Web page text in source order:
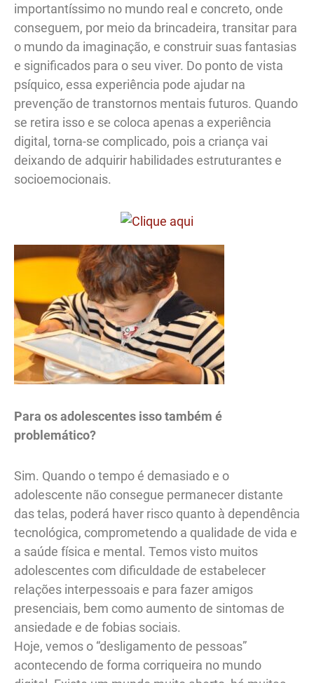
importantíssimo no mundo real e concreto, onde
conseguem, por meio da brincadeira, transitar para
o mundo da imaginação, e construir suas fantasias
e significados para o seu viver. Do ponto de vista
psíquico, essa experiência pode ajudar na
prevenção de transtornos mentais futuros. Quando
se retira isso e se coloca apenas a experiência
digital, torna-se complicado, pois a criança vai
deixando de adquirir habilidades estruturantes e
socioemocionais.
Para os adolescentes isso também é
problemático?
Sim. Quando o tempo é demasiado e o
adolescente não consegue permanecer distante
das telas, poderá haver risco quanto à dependência
tecnológica, comprometendo a qualidade de vida e
a saúde física e mental. Temos visto muitos
adolescentes com dificuldade de estabelecer
relações interpessoais e para fazer amigos
presenciais, bem como aumento de sintomas de
ansiedade e de fobias sociais.
Hoje, vemos o “desligamento de pessoas”
acontecendo de forma corriqueira no mundo